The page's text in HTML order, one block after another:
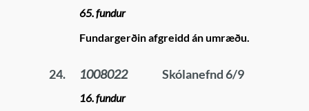
65. fundur
Fundargerðin afgreidd án umræðu.
24. 1008022 Skólanefnd 6/9
16. fundur